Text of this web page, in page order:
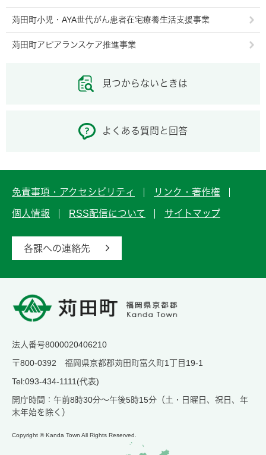
苅田町小児・AYA世代がん患者在宅療養生活支援事業
苅田町アピアランスケア推進事業
見つからないときは
よくある質問と回答
免責事項・アクセシビリティ リンク・著作権
個人情報 RSS配信について サイトマップ
各課への連絡先
法人番号8000020406210
〒800-0392 福岡県京都郡苅田町富久町1丁目19-1
Tel:093-434-1111(代表)
開庁時間：午前8時30分～午後5時15分（土・日曜日、祝日、年
末年始を除く）
Copyright © Kanda Town All Rights Reserved.